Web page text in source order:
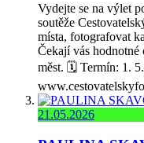
Vydejte se na výlet
soutěže
místa, fotografovat
Čekají vás hodnotné
měst. 🗓️ Termín: 1.
21.05.2026